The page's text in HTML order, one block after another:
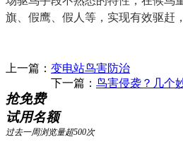
旗、假鹰、假人等，实现有效驱赶
上一篇： 变电站鸟害防治
下一篇： 鸟害侵袭？几个
抢免费
试用名额
过去一周浏览量超500次